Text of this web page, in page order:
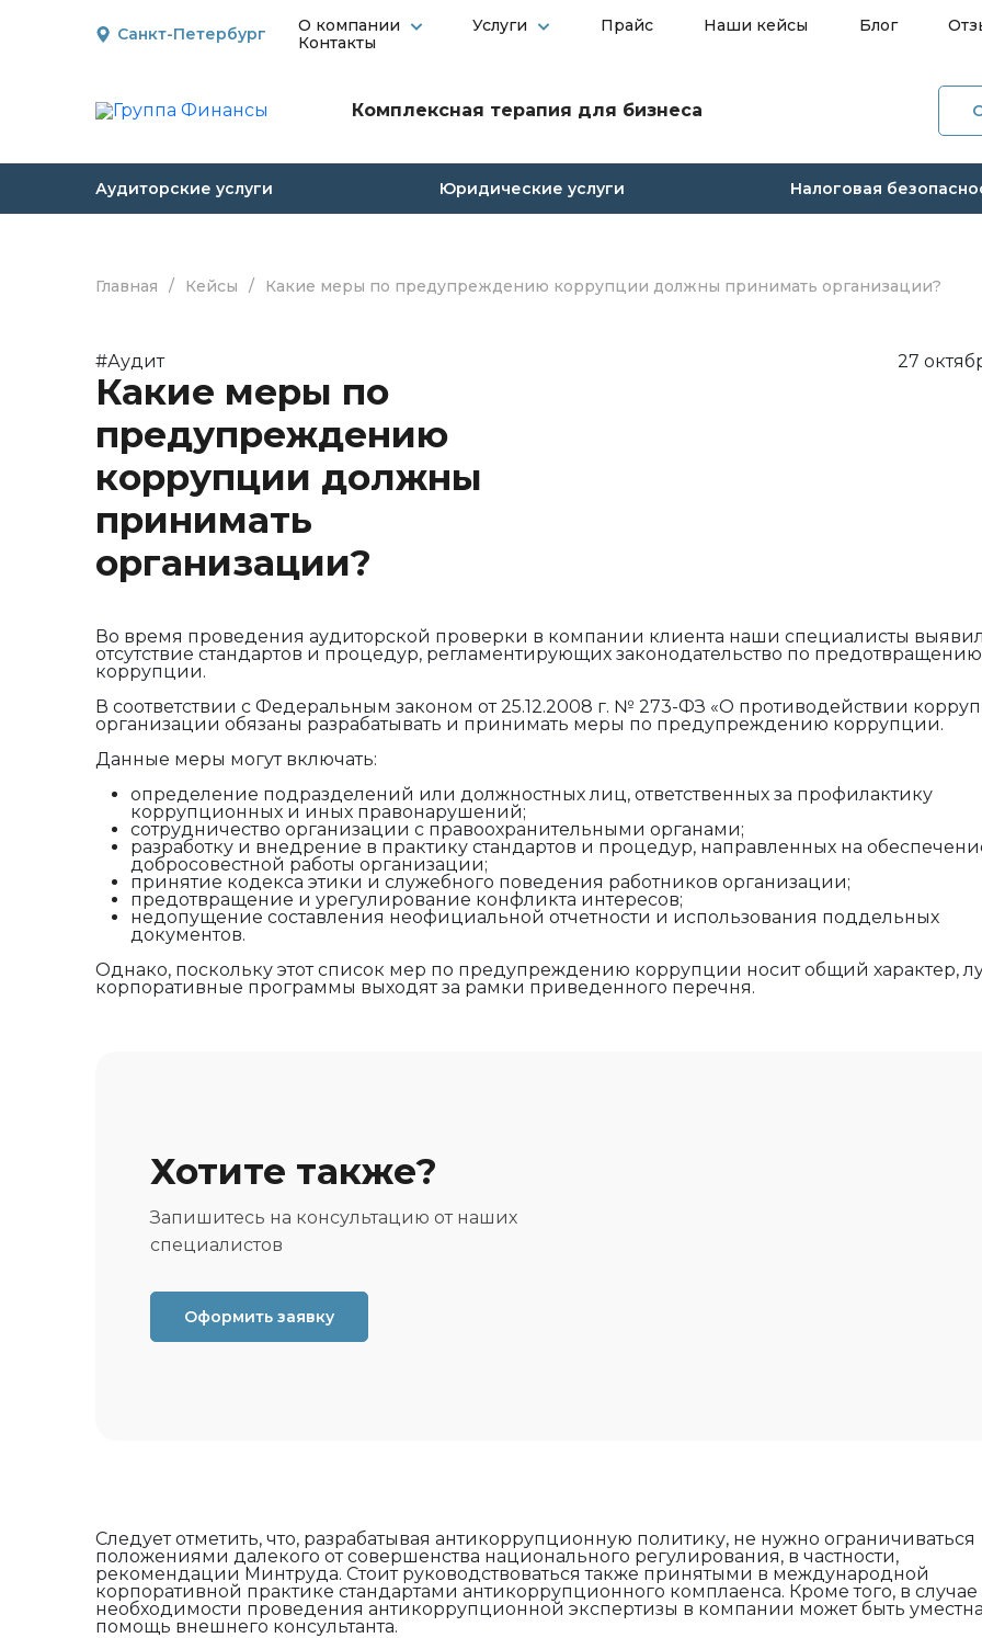
Санкт-Петербург О компании Услуги Прайс Наши кейсы Блог
Контакты
Комплексная терапия для бизнеса О
Наши
Аудиторские услуги Юридические услуги Налоговая
Главная / Кейсы / Какие меры по предупреждению коррупции должны принимать организации?
#Аудит 27
Какие меры по
предупреждению
коррупции должны
принимать
организации?
Во время проведения аудиторской проверки в компании клиента наши специалисты
отсутствие стандартов и процедур, регламентирующих законодательство по предотвращению
коррупции.
В соответствии с Федеральным законом от 25.12.2008 г. № 273-ФЗ «О противодействии
организации обязаны разрабатывать и принимать меры по предупреждению коррупции.
Данные меры могут включать:
определение подразделений или должностных лиц, ответственных за профилактику
коррупционных и иных правонарушений;
сотрудничество организации с правоохранительными органами;
разработку и внедрение в практику стандартов и процедур, направленных на
добросовестной работы организации;
принятие кодекса этики и служебного поведения работников организации;
предотвращение и урегулирование конфликта интересов;
недопущение составления неофициальной отчетности и использования поддельных
документов.
Однако, поскольку этот список мер по предупреждению коррупции носит общий характер,
корпоративные программы выходят за рамки приведенного перечня.
Хотите также?
Запишитесь на консультацию от наших
специалистов
Оформить заявку
Следует отметить, что, разрабатывая антикоррупционную политику, не нужно ограничиваться
положениями далекого от совершенства национального регулирования, в частности,
рекомендации Минтруда. Стоит руководствоваться также принятыми в международной
корпоративной практике стандартами антикоррупционного комплаенса. Кроме того, в случае
необходимости проведения антикоррупционной экспертизы в компании может быть уместна
помощь внешнего консультанта.